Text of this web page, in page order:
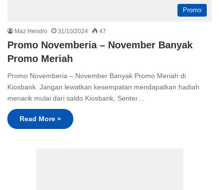
Promo
Maz Hendro 31/10/2024 47
Promo Novemberia – November Banyak
Promo Meriah
Promo Novemberia – November Banyak Promo Meriah di
Kiosbank. Jangan lewatkan kesempatan mendapatkan hadiah
menarik mulai dari saldo Kiosbank, Senter…
Read More »